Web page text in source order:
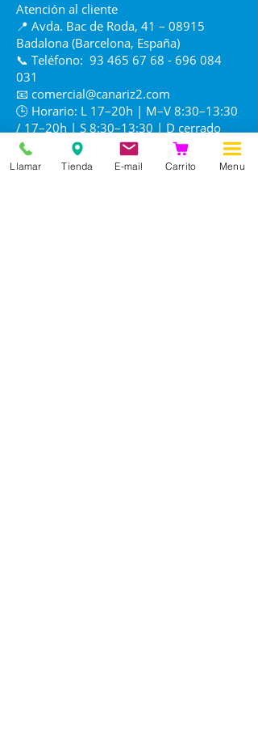
Atención al cliente
📍 Avda. Bac de Roda, 41 – 08915
Badalona (Barcelona, España)
📞 Teléfono: 93 465 67 68 - 696 084
031
📧 comercial@canariz2.com
🕒 Horario: L 17–20h | M–V 8:30–13:30
/ 17–20h | S 8:30–13:30 | D cerrado
Llamar Tienda E-mail Carrito Menu